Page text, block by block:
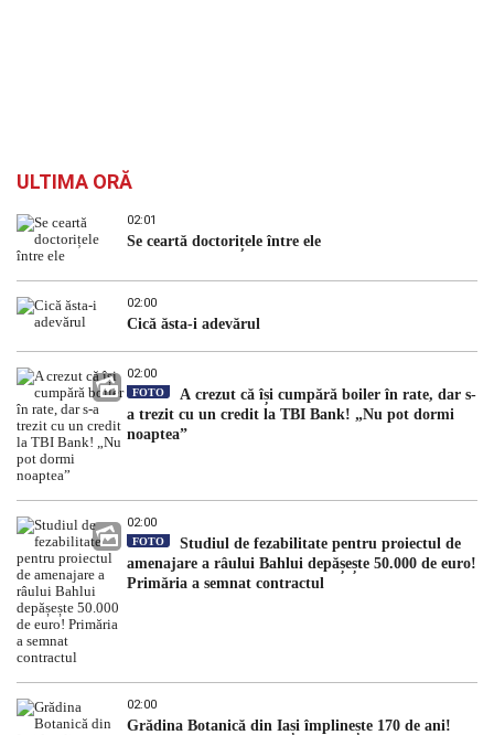
ULTIMA ORĂ
02:01
Se ceartă doctorițele între ele
02:00
Cică ăsta-i adevărul
02:00
FOTO
A crezut că își cumpără boiler în rate, dar s-
a trezit cu un credit la TBI Bank! „Nu pot dormi
noaptea”
02:00
FOTO
Studiul de fezabilitate pentru proiectul de
amenajare a râului Bahlui depășește 50.000 de euro!
Primăria a semnat contractul
02:00
Grădina Botanică din Iași împlinește 170 de ani!